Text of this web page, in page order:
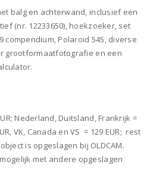
balg en achterwand, inclusief een
(nr. 12233650), hoekzoeker, set
compendium, Polaroid 545, diverse
grootformaatfotografie en een
Nederland, Duitsland, Frankrijk =
VK, Canada en VS = 129 EUR; rest
is opgeslagen bij OLDCAM.
met andere opgeslagen